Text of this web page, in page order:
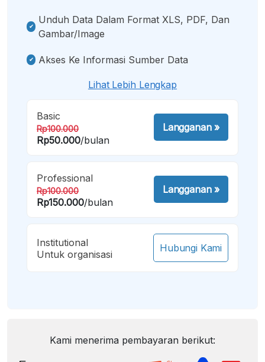
Unduh Data Dalam Format XLS, PDF, Dan
Gambar/image
Akses Ke Informasi Sumber Data
Lihat Lebih Lengkap
Basic
Rp100.000
Rp50.000/bulan
Langganan»
Professional
Rp100.000
Rp150.000/bulan
Langganan»
Institutional
Untuk organisasi
Hubungi Kami
Kami menerima pembayaran berikut: